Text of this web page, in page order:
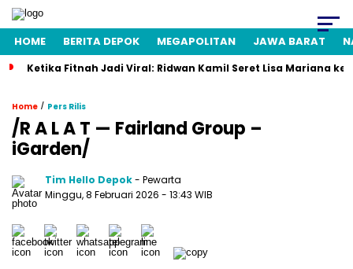
HOME BERITA DEPOK MEGAPOLITAN JAWA BARAT
Ketika Fitnah Jadi Viral: Ridwan Kamil Seret Lisa Mariana ke
Home / Pers Rilis
/R A L A T — Fairland Group –
iGarden/
Tim Hello Depok- Pewarta
Minggu, 8 Februari 2026 - 13:43 WIB